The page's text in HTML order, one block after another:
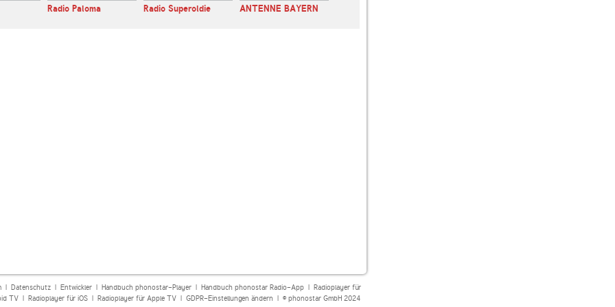
Radio Paloma Radio Superoldie ANTENNE BAYERN
| Datenschutz| Entwickler| Handbuch phonostar-Player| Handbuch phonostar Radio-App| Radioplayer für
TV| Radioplayer für iOS| Radioplayer für Apple TV| GDPR-Einstellungen ändern | © phonostar GmbH 2024